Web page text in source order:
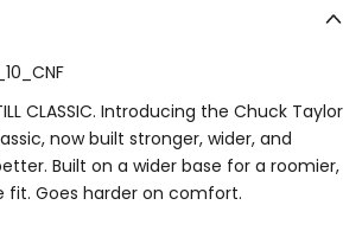
CLASSIC. Introducing the Chuck Taylor
now built stronger, wider, and
Built on a wider base for a roomier,
Goes harder on comfort.